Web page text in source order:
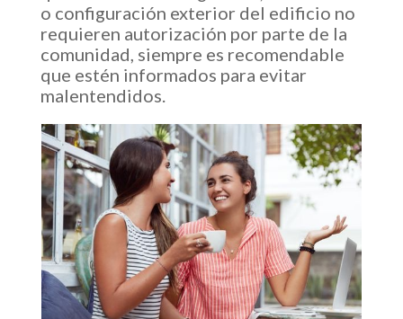
o configuración exterior del edificio no
requieren autorización por parte de la
comunidad, siempre es recomendable
que estén informados para evitar
malentendidos.